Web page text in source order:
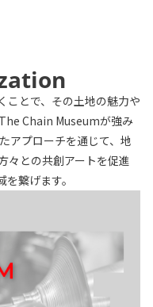
ことで、その土地の魅力や
Chain Museumが強み
アプローチを通じて、地
々との共創アートを促進
繋げます。